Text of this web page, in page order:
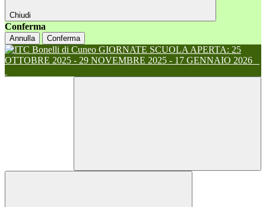
Chiudi
Conferma
Annulla Conferma
GIORNATE SCUOLA APERTA: 25
OTTOBRE 2025 - 29 NOVEMBRE 2025 - 17 GENNAIO 2026